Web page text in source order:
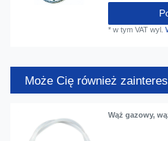
*w tym VAT wyl.
Może Cię również
Wąż gazowy,